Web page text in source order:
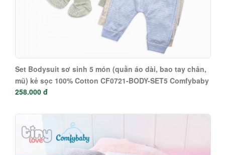
Set Bodysuit sơ sinh 5 món (quần áo dài, bao tay chân,
mũ) kẻ sọc 100% Cotton CF0721-BODY-SET5 Comfybaby
( loại mỏng)
258.000 đ